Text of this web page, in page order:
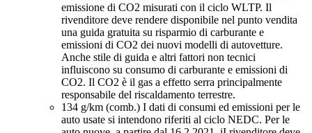
emissione di CO2 misurati con il ciclo WLTP. Il
rivenditore deve rendere disponibile nel punto vendita
una guida gratuita su risparmio di carburante e
emissioni di CO2 dei nuovi modelli di autovetture.
Anche stile di guida e altri fattori non tecnici
influiscono su consumo di carburante e emissioni di
CO2. Il CO2 è il gas a effetto serra principalmente
responsabile del riscaldamento terrestre.
134 g/km (comb.) I dati di consumi ed emissioni per le
auto usate si intendono riferiti al ciclo NEDC. Per le